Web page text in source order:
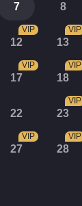
7 8
12
VIP
13
VIP
17
VIP
18
VIP
22 23
VIP
27
VIP
28
VIP